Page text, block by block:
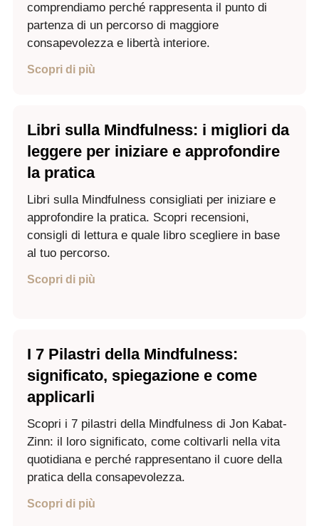
comprendiamo perché rappresenta il punto di
partenza di un percorso di maggiore
consapevolezza e libertà interiore.
Scopri di più
Libri sulla Mindfulness: i migliori da
leggere per iniziare e approfondire
la pratica
Libri sulla Mindfulness consigliati per iniziare e
approfondire la pratica. Scopri recensioni,
consigli di lettura e quale libro scegliere in base
al tuo percorso.
Scopri di più
I 7 Pilastri della Mindfulness:
significato, spiegazione e come
applicarli
Scopri i 7 pilastri della Mindfulness di Jon Kabat-
Zinn: il loro significato, come coltivarli nella vita
quotidiana e perché rappresentano il cuore della
pratica della consapevolezza.
Scopri di più